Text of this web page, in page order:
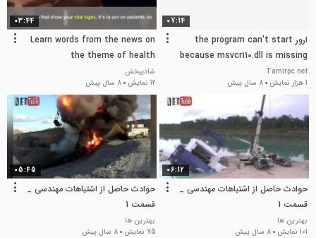
07:14
ارور the program can't start
because msvcr110.dll is missing
Tamirpc.net
1 هزار نمایش
8 سال پیش
03:44
Learn words from the news on
the theme of health
شادیبخش
12 نمایش
8 سال پیش
06:12
حوادث حاصل از اشتباهات مهندسی _
قسمت 1
بهترین ها
101 نمایش
8 سال پیش
05:45
حوادث حاصل از اشتباهات مهندسی _
قسمت 1
بهترین ها
75 نمایش
8 سال پیش